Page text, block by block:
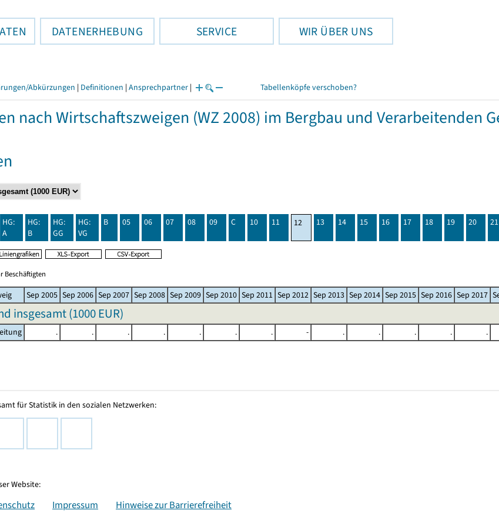
DATENERHEBUNG SERVICE WIR ÜBER UNS
Abkürzungen | Definitionen | Ansprechpartner | Tabellenköpfe verschoben?
nach Wirtschaftszweigen (WZ 2008) im Bergbau und Verarbeitenden
HG:
A
HG:
B
HG:
GG
HG:
VG
B 05 06 07 08 09 C 10 11 12 13 14 15 16 17 18 19 20 21
Beschäftigten
Sep 2005 Sep 2006 Sep 2007 Sep 2008 Sep 2009 Sep 2010 Sep 2011 Sep 2012 Sep 2013 Sep 2014 Sep 2015 Sep 2016 Sep 2017
insgesamt (1000 EUR)
. . . . . . . - . . . . .
für Statistik in den sozialen Netzwerken:
Website:
Impressum Hinweise zur Barrierefreiheit